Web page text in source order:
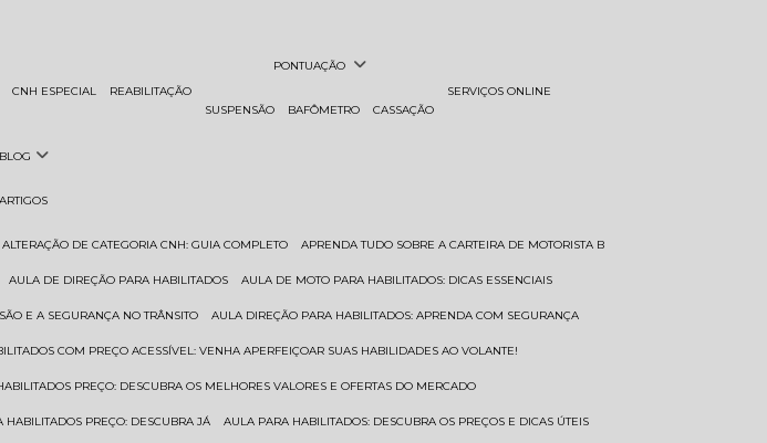
CNH ESPECIAL REABILITAÇÃO
PONTUAÇÃO
SUSPENSÃO BAFÔMETRO CASSAÇÃO
SERVIÇOS ONLINE
BLOG
ARTIGOS
ALTERAÇÃO DE CATEGORIA CNH: GUIA COMPLETO APRENDA TUDO SOBRE A CARTEIRA DE MOTORISTA B
AULA DE DIREÇÃO PARA HABILITADOS AULA DE MOTO PARA HABILITADOS: DICAS ESSENCIAIS
E A SEGURANÇA NO TRÂNSITO AULA DIREÇÃO PARA HABILITADOS: APRENDA COM SEGURANÇA
COM PREÇO ACESSÍVEL: VENHA APERFEIÇOAR SUAS HABILIDADES AO VOLANTE!
PREÇO: DESCUBRA OS MELHORES VALORES E OFERTAS DO MERCADO
HABILITADOS PREÇO: DESCUBRA JÁ AULA PARA HABILITADOS: DESCUBRA OS PREÇOS E DICAS ÚTEIS